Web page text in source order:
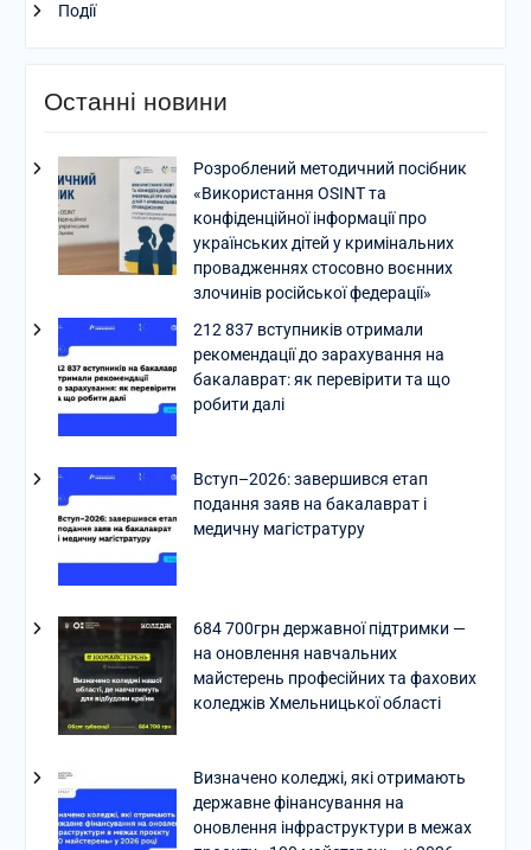
Події
Останні новини
Розроблений методичний посібник
«Використання OSINT та
конфіденційної інформації про
українських дітей у кримінальних
провадженнях стосовно воєнних
злочинів російської федерації»
212 837 вступників отримали
рекомендації до зарахування на
бакалаврат: як перевірити та що
робити далі
Вступ–2026: завершився етап
подання заяв на бакалаврат і
медичну магістратуру
684 700грн державної підтримки —
на оновлення навчальних
майстерень професійних та фахових
коледжів Хмельницької області
Визначено коледжі, які отримають
державне фінансування на
оновлення інфраструктури в межах